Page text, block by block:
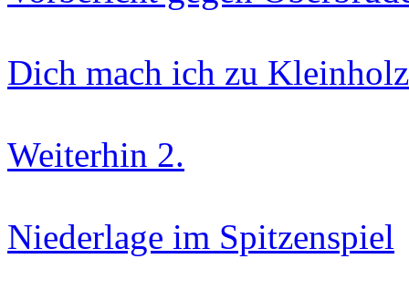
Dich mach ich zu Kleinholz
Weiterhin 2.
Niederlage im Spitzenspiel